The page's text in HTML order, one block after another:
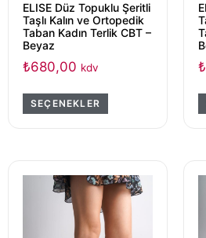
ELISE Düz Topuklu Şeritli
Taşlı Kalın ve Ortopedik
Taban Kadın Terlik CBT –
Beyaz
₺680,00 kdv
SEÇENEKLER
₺